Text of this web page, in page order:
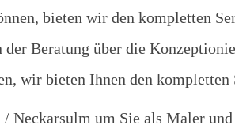
bieten wir den kompletten
Beratung über die
wir bieten Ihnen den kompletten
Neckarsulm um Sie als Maler